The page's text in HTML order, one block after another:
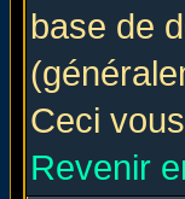
base de
Ceci
Revenir